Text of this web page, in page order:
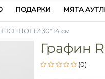
ПОДАРКИ МЯТА
30*14 см
Графин
(0)